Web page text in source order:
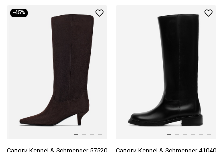
-45%
Сапоги Kennel & Schmenger 57520 Сапоги Kennel & Schmenger 41040